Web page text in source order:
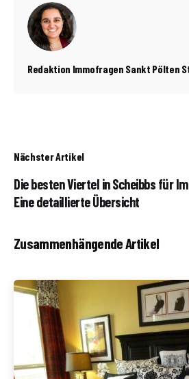
Redaktion Immofragen Sankt Pölten
Nächster Artikel
Die besten Viertel in Scheibbs für
Eine detaillierte Übersicht
Zusammenhängende Artikel